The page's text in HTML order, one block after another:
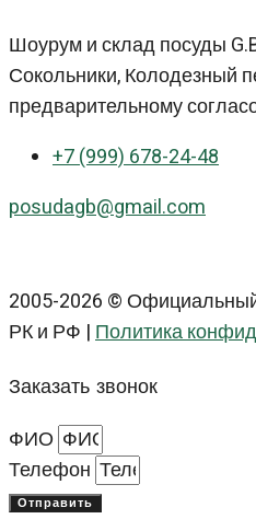
Шоурум и склад посуды
Сокольники, Колодезный
предварительному
+7 (999) 678-24-48
posudagb@gmail.com
2005-2026 ©
РК и РФ |Политика
Заказать звонок
ФИО
Телефон
Отправить